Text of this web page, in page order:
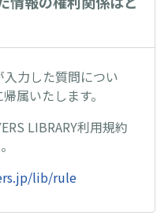
力した質問につい
属いたします。
LIBRARY利用規約
lib/rule